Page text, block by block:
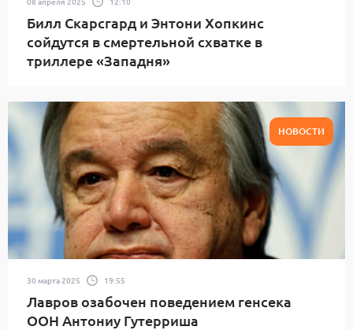
Билл Скарсгард и Энтони Хопкинс
сойдутся в смертельной схватке в
триллере «Западня»
НОВОСТИ
30 марта 2025 19:55
Лавров озабочен поведением генсека
ООН Антониу Гутерриша